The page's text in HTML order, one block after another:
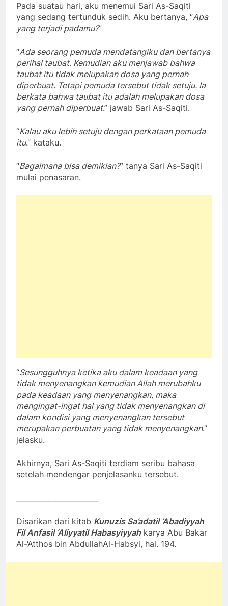
Pada suatau hari, aku menemui Sari As-Saqiti
yang sedang tertunduk sedih. Aku bertanya, “Apa
yang terjadi padamu?”
“Ada seorang pemuda mendatangiku dan bertanya
perihal taubat. Kemudian aku menjawab bahwa
taubat itu tidak melupakan dosa yang pernah
diperbuat. Tetapi pemuda tersebut tidak setuju. Ia
berkata bahwa taubat itu adalah melupakan dosa
yang pernah diperbuat.” jawab Sari As-Saqiti.
“Kalau aku lebih setuju dengan perkataan pemuda
itu.” kataku.
“Bagaimana bisa demikian?” tanya Sari As-Saqiti
mulai penasaran.
“Sesungguhnya ketika aku dalam keadaan yang
tidak menyenangkan kemudian Allah merubahku
pada keadaan yang menyenangkan, maka
mengingat-ingat hal yang tidak menyenangkan di
dalam kondisi yang menyenangkan tersebut
merupakan perbuatan yang tidak menyenangkan.”
jelasku.
Akhirnya, Sari As-Saqiti terdiam seribu bahasa
setelah mendengar penjelasanku tersebut.
Disarikan dari kitab Kunuzis Sa’adatil ‘Abadiyyah
Fil Anfasil ‘Aliyyatil Habasyiyyahkarya Abu Bakar
Al-‘Atthos bin AbdullahAl-Habsyi, hal. 194.